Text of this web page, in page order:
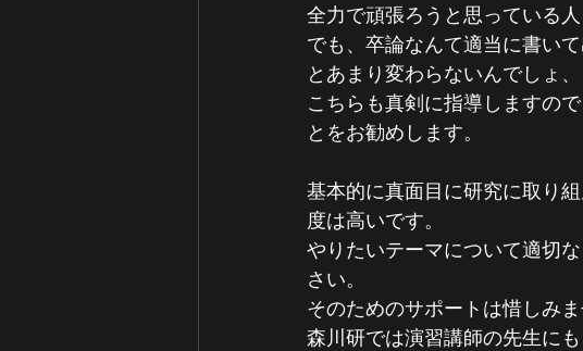
全力で頑張ろうと思っている
でも、卒論なんて適当に書い
とあまり変わらないんでしょ
こちらも真剣に指導しますの
とをお勧めします。
基本的に真面目に研究に取り
度は高いです。
やりたいテーマについて適切
さい。
そのためのサポートは惜しみま
森川研では演習講師の先生に